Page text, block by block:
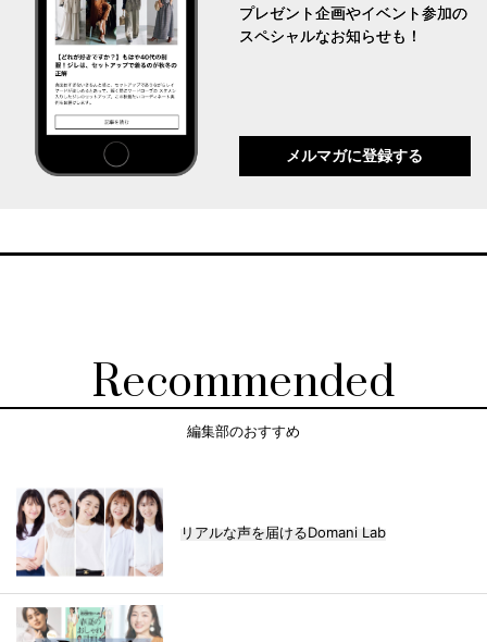
プレゼント企画やイベント参加の
スペシャルなお知らせも！
メルマガに登録する
Recommended
編集部のおすすめ
リアルな声を届けるDomani Lab